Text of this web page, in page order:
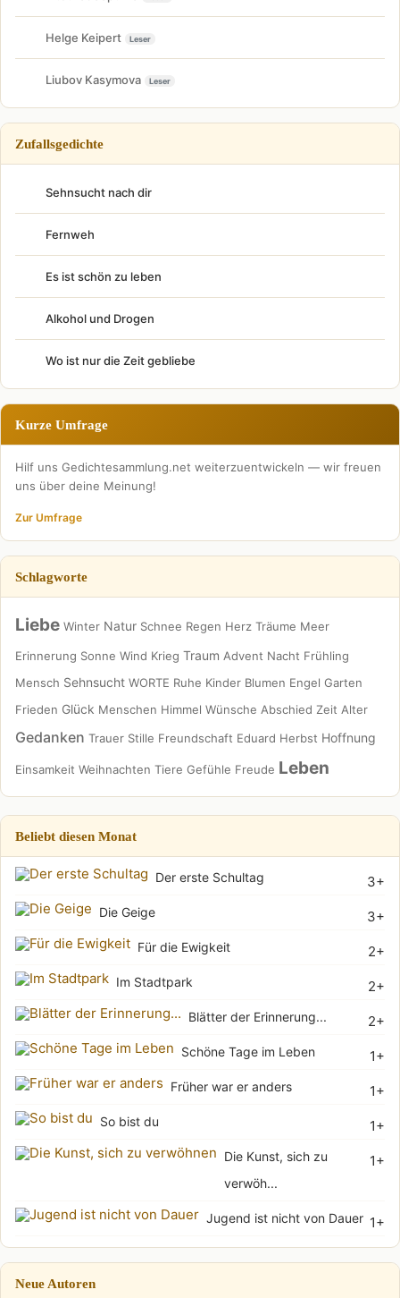
Helge Keipert Leser
Liubov Kasymova Leser
Zufallsgedichte
Sehnsucht nach dir
Fernweh
Es ist schön zu leben
Alkohol und Drogen
Wo ist nur die Zeit gebliebe
Kurze Umfrage
Hilf uns Gedichtesammlung.net weiterzuentwickeln — wir freuen
uns über deine Meinung!
Zur Umfrage
Schlagworte
Liebe Winter Natur Schnee Regen Herz Träume Meer
Erinnerung Sonne Wind Krieg Traum Advent Nacht Frühling
Mensch Sehnsucht WORTE Ruhe Kinder Blumen Engel Garten
Frieden Glück Menschen Himmel Wünsche Abschied Zeit Alter
Gedanken Trauer Stille Freundschaft Eduard Herbst Hoffnung
Einsamkeit Weihnachten Tiere Gefühle Freude Leben
Beliebt diesen Monat
3+
Der erste Schultag
3+
Die Geige
2+
Für die Ewigkeit
2+
Im Stadtpark
2+
Blätter der Erinnerung...
1+
Schöne Tage im Leben
1+
Früher war er anders
1+
So bist du
1+
Die Kunst, sich zu
verwöh...
1+
Jugend ist nicht von Dauer
Neue Autoren